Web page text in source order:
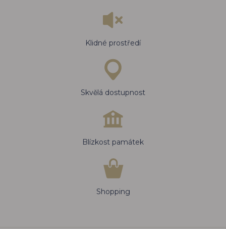
Klidné prostředí
Skvělá dostupnost
Blízkost památek
Shopping